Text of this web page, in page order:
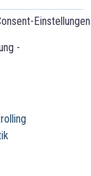
Einstellungen
-